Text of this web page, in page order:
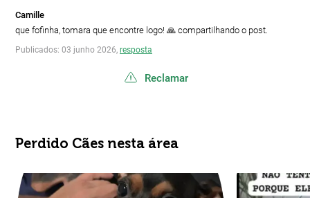
Camille
que fofinha, tomara que encontre logo! 🙏 compartilhando o post.
Publicados: 03 junho 2026, resposta
Reclamar
Perdido Cães nesta área